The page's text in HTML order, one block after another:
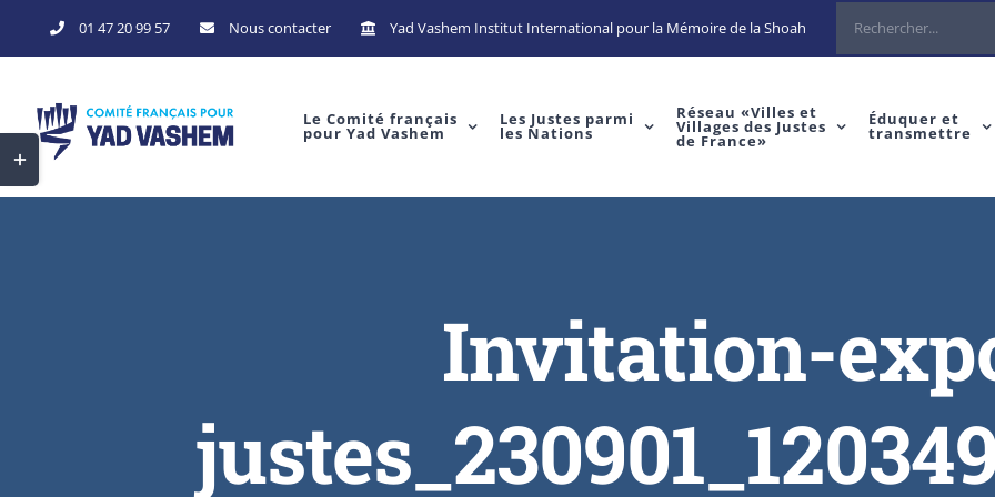
to
01 47 20 99 57 Nous contacter Yad Vashem Institut International pour la Mémoire de la Shoah Rechercher
Le Comité français
pour Yad Vashem
Les Justes parmi
les Nations
Réseau «Villes et
Villages des Justes
de France»
Éduquer et
transmettre
Invitation-
Toggle
Sliding